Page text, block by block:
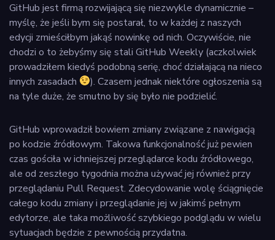
GitHub jest firmą rozwijającą się niezwykle dynamicznie –
myślę, że jeśli bym się postarał, to w każdej z naszych
edycji zmieściłbym jakąś nowinkę od nich. Oczywiście, nie
chodzi o to żebyśmy się stali GitHub Weekly (aczkolwiek
prowadziłem kiedyś podobną serię, choć działającą na nieco
innych zasadach
). Czasem jednak niektóre ogłoszenia są
na tyle duże, że smutno by się było nie podzielić.
GitHub wprowadził bowiem zmiany związane z nawigacją
po kodzie źródłowym. Takowa funkcjonalność już pewien
czas gościła w ichniejszej przeglądarce kodu źródłowego,
ale od zeszłego tygodnia można używać jej również przy
przeglądaniu Pull Request. Zdecydowanie wolę ściągnięcie
całego kodu zmiany i przeglądanie jej w jakimś pełnym
edytorze, ale taka możliwość szybkiego podglądu w wielu
sytuacjach będzie z pewnością przydatna.